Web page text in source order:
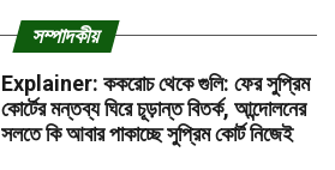
সম্পাদকীয়
Explainer: ককরোচ থেকে গুলি: ফের সুপ্রিম
কোর্টের মন্তব্য ঘিরে চূড়ান্ত বিতর্ক, আন্দোলনের
সলতে কি আবার পাকাচ্ছে সুপ্রিম কোর্ট নিজেই